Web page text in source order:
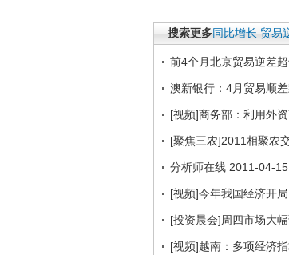
搜索更多 同比增长 贸易
前4个月北京贸易逆差
澳新银行：4月贸易顺
[视频]商务部：利用外
[聚焦三农]2011相聚农
分析师在线 2011-04-
[视频]今年我国经济开
[投资晨会]周四市场大
[视频]越南：多项经济